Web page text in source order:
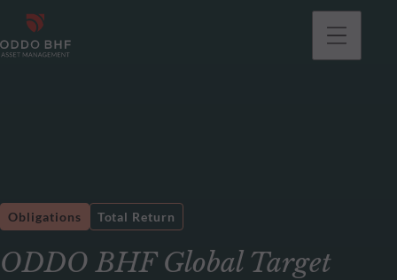
ODDO BHF Global Target
Obligations Total Return